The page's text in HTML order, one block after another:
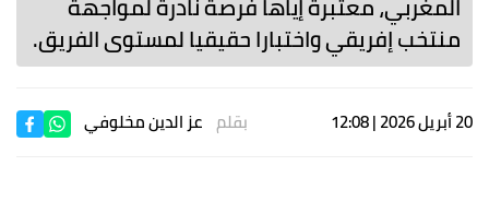
منتخب إفريقي واختبارا حقيقيا لمستوى الفريق.
20 أبريل 2026 | 12:08 بقلم عز الدين مخلوفي